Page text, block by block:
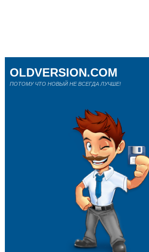
OLDVERSION.COM
ПОТОМУ ЧТО НОВЫЙ НЕ ВСЕГДА ЛУЧШЕ!